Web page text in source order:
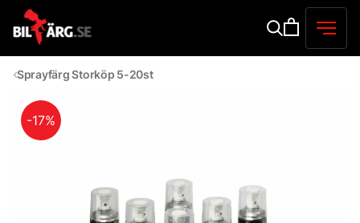
Sprayfärg Storköp 5-20st
-17%